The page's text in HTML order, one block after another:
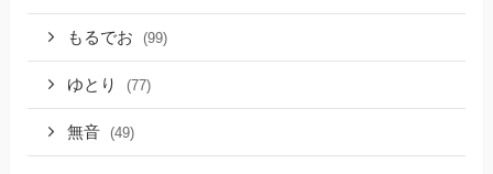
もるでお (99)
ゆとり (77)
無音 (49)